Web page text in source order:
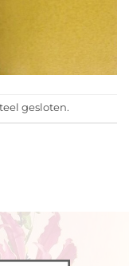
gesloten.